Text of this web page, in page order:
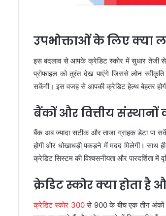
उपभोक्ताओं के लिए क्या
इस बदलाव से आपके क्रेडिट स्कोर में सुधार तेजी
प्रोफाइल को तुरंत देख पाएंगे जिससे लोन
सकेंगी। इस वजह से आपकी क्रेडिट हेल्थ बेहतर
बैंकों और वित्तीय संस्थानों
बैंक अब ज्यादा सटीक और ताजा ग्राहक डेटा पा
होगी और धोखाधड़ी पकड़ने में मदद मिलेगी। साथ
क्रेडिट सिस्टम की विश्वसनीयता और पारदर्शिता में
क्रेडिट स्कोर क्या होता है
क्रेडिट स्कोर 300से 900 के बीच एक तीन अंकों